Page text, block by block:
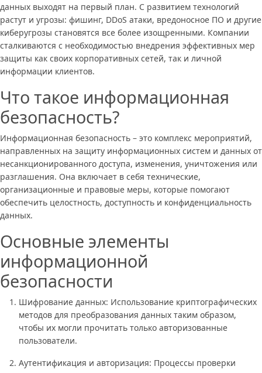
данных выходят на первый план. С развитием технологий
растут и угрозы: фишинг, DDoS атаки, вредоносное ПО и другие
киберугрозы становятся все более изощренными. Компании
сталкиваются с необходимостью внедрения эффективных мер
защиты как своих корпоративных сетей, так и личной
информации клиентов.
Что такое информационная
безопасность?
Информационная безопасность – это комплекс мероприятий,
направленных на защиту информационных систем и данных от
несанкционированного доступа, изменения, уничтожения или
разглашения. Она включает в себя технические,
организационные и правовые меры, которые помогают
обеспечить целостность, доступность и конфиденциальность
данных.
Основные элементы
информационной
безопасности
Шифрование данных: Использование криптографических
методов для преобразования данных таким образом,
чтобы их могли прочитать только авторизованные
пользователи.
Аутентификация и авторизация: Процессы проверки